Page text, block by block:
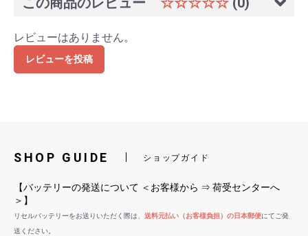
レビューはありません。
レビューを投稿
SHOP GUIDE ショップガイド
【バッテリーの発送について ＜お客様から ⇒ 荷受センターへ
＞】
リセルバッテリーをお送りいただく際は、 送料元払い（お客様負担）の日本郵便にてご発
送ください。